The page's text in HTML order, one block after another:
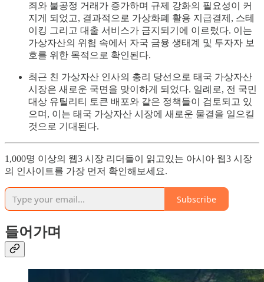
죄와 불공정 거래가 증가하며 규제 강화의 필요성이 커
지게 되었고, 결과적으로 가상화폐 활용 지급결제, 스테
이킹 그리고 대출 서비스가 금지되기에 이르렀다. 이는
가상자산의 위험 속에서 자국 금융 생태계 및 투자자 보
호를 위한 목적으로 확인된다.
최근 친 가상자산 인사의 총리 당선으로 태국 가상자산
시장은 새로운 국면을 맞이하게 되었다. 일례로, 전 국민
대상 유틸리티 토큰 배포와 같은 정책들이 검토되고 있
으며, 이는 태국 가상자산 시장에 새로운 물결을 일으킬
것으로 기대된다.
1,000명 이상의 웹3 시장 리더들이 읽고있는 아시아 웹3 시장
의 인사이트를 가장 먼저 확인해보세요.
Subscribe
들어가며